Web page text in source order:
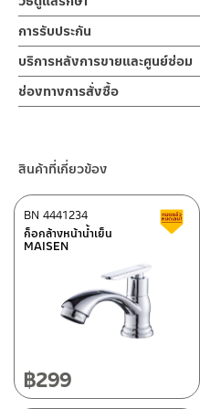
ก๊อกฝักบัว วาล์วเปิดฝักบัว ชุบโค
น้ำ สำหรับน้ำเย็นติดตั้งแบบท่อเ
การออกแบบ ที่มีมือจับเป็นทรงก้
ความรู้สึกที่สวยงามและหรูหราขอ
ช่วยเพิ่มประสบการณ์การอาบน้ำ
ฝักบัว และ ชุดสายฉีดชำระ
สำหรับการติดตั้งใหม่ ให้ไล่ฝุ่น เ
ตั้งสินค้า โดยปล่อยน้ำให้ไหลออก
พาเศษละอองต่างๆ ออกจากท่อน้ำ
สินค้าและสร้างความเสียหายได้ ห
จะไม่อยู่ในเงื่อนไขการรับประกัน
คำแนะนำในการดูแลรักษาผลิตภัณฑ์
1. ไม่ทำสินค้าให้เกิดความเสียหา
ทำตก ไม่งัดหรือโยกสินค้าแรงๆ
2. ทำความสะอาดสินค้าโดยการใ
3. ห้ามใช้สารเคมีที่มีฤทธิ์เป็นกรด
บนตัวสินค้า ซึ่งจะสร้างความเสียห
การรับประกัน
รับประกันไส้วาล์ว ไม่รั่วซึม 10 ปี
บริการหลังการขายและศูนย์ซ่อม
ช่องทางออนไลน์
– Email:
ศูนย์บริการและอะไหล่ กรุงเทพฯ
662/61-62 ถนน พระราม3 แขวง
โทร: 02-358-0080 / 080-075-
ช่องทางการสั่งซื้อ
– Shopee
–Lazada
–ซื้อสินค้าชิ้นนี้บน Shopee>>
–ซื้อสินค้าชิ้นนี้บน Lazada
ติดต่อพนักงานขาย / Contact
โทร: 02-285-5795
@charnpaiboon.sales
สินค้าที่เกี่ยวข้อง
ก็อกล้างหน้าน้ำเย็น
MAISEN
BN 4441234
฿299